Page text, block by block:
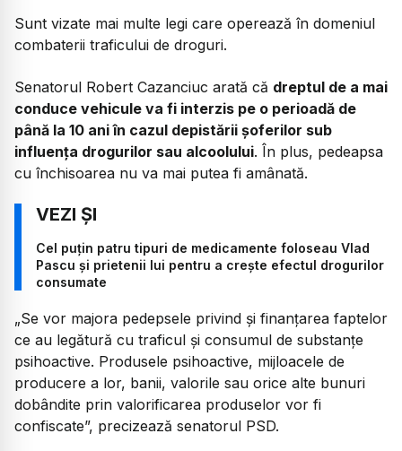
Sunt vizate mai multe legi care operează în domeniul
combaterii traficului de droguri.
Senatorul Robert Cazanciuc arată că dreptul de a mai
conduce vehicule va fi interzis pe o perioadă de
până la 10 ani în cazul depistării şoferilor sub
influenţa drogurilor sau alcoolului. În plus, pedeapsa
cu închisoarea nu va mai putea fi amânată.
Cel puțin patru tipuri de medicamente foloseau Vlad
Pascu și prietenii lui pentru a crește efectul drogurilor
consumate
„Se vor majora pedepsele privind şi finanţarea faptelor
ce au legătură cu traficul şi consumul de substanţe
psihoactive. Produsele psihoactive, mijloacele de
producere a lor, banii, valorile sau orice alte bunuri
dobândite prin valorificarea produselor vor fi
confiscate”, precizează senatorul PSD.